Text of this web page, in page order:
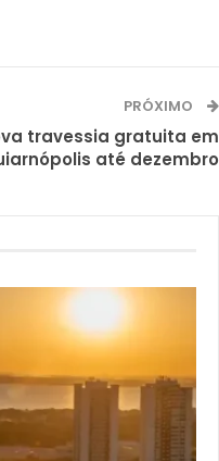
PRÓXIMO
travessia gratuita em
até dezembro